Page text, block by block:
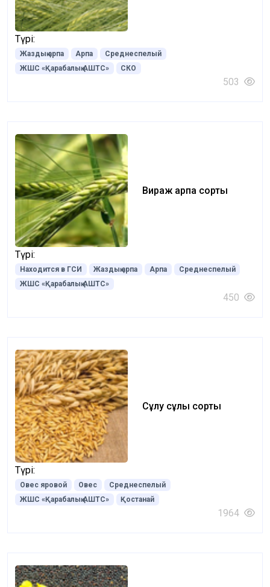
Түрі:
Жаздық арпа Арпа
Среднеспелый
ЖШС «Қарабалық АШТС»
СКО
503
Вираж арпа сорты
Түрі:
Находится в ГСИ Жаздық арпа Арпа
Среднеспелый
ЖШС «Қарабалық АШТС»
450
Сұлу сұлы сорты
Түрі:
Овес яровой Овес
Среднеспелый
ЖШС «Қарабалық АШТС»
Қостанай
1964